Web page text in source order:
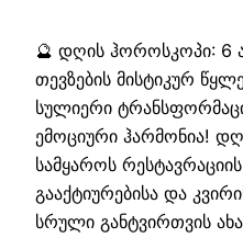
🔮 დღის ჰოროსკოპი: 6
თევზების მისტიკურ
სულიერი
ემოციური ჰარმონია!
სამყაროს
გააქტიურებისა და
სრული განტვირთვის